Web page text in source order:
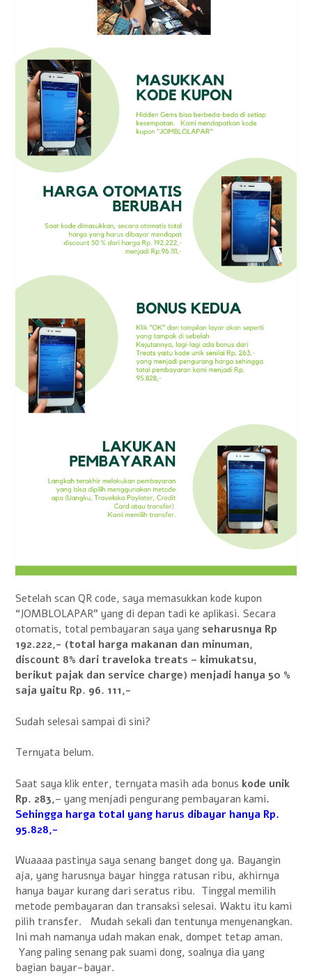
Setelah scan QR code, saya memasukkan kode kupon
“JOMBLOLAPAR” yang di depan tadi ke aplikasi. Secara
otomatis, total pembayaran saya yang seharusnya Rp
192.222,- (total harga makanan dan minuman,
discount 8% dari traveloka treats – kimukatsu,
berikut pajak dan service charge) menjadi hanya 50 %
saja yaitu Rp. 96. 111,-
Sudah selesai sampai di sini?
Ternyata belum.
Saat saya klik enter, ternyata masih ada bonus kode unik
Rp. 283,– yang menjadi pengurang pembayaran kami.
Sehingga harga total yang harus dibayar hanya Rp.
95.828,-
Wuaaaa pastinya saya senang banget dong ya. Bayangin
aja, yang harusnya bayar hingga ratusan ribu, akhirnya
hanya bayar kurang dari seratus ribu. Tinggal memilih
metode pembayaran dan transaksi selesai. Waktu itu kami
pilih transfer. Mudah sekali dan tentunya menyenangkan.
Ini mah namanya udah makan enak, dompet tetap aman.
Yang paling senang pak suami dong, soalnya dia yang
bagian bayar-bayar.